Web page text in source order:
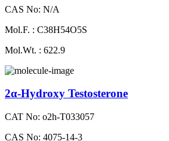
CAS No: N/A
Mol.F. : C38H54O5S
Mol.Wt. : 622.9
2α-Hydroxy Testosterone
CAT No: o2h-T033057
CAS No: 4075-14-3